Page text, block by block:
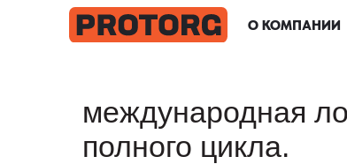
О КОМПАНИИ
О КОМПАНИИ
международная
полного цикла.
О КОМПАНИИ
О КОМПАНИИ